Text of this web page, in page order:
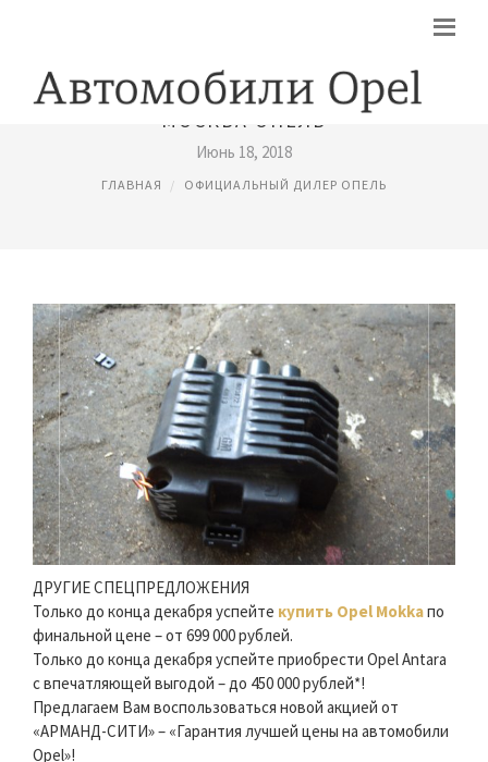
МОСКВА ОПЕЛЬ
Июнь 18, 2018
ГЛАВНАЯ ОФИЦИАЛЬНЫЙ ДИЛЕР ОПЕЛЬ
ДРУГИЕ СПЕЦПРЕДЛОЖЕНИЯ
Только до конца декабря успейте купить Opel Mokkaпо
финальной цене – от 699 000 рублей.
Только до конца декабря успейте приобрести Opel Antara
с впечатляющей выгодой – до 450 000 рублей*!
Предлагаем Вам воспользоваться новой акцией от
«АРМАНД-СИТИ» – «Гарантия лучшей цены на автомобили
Opel»!